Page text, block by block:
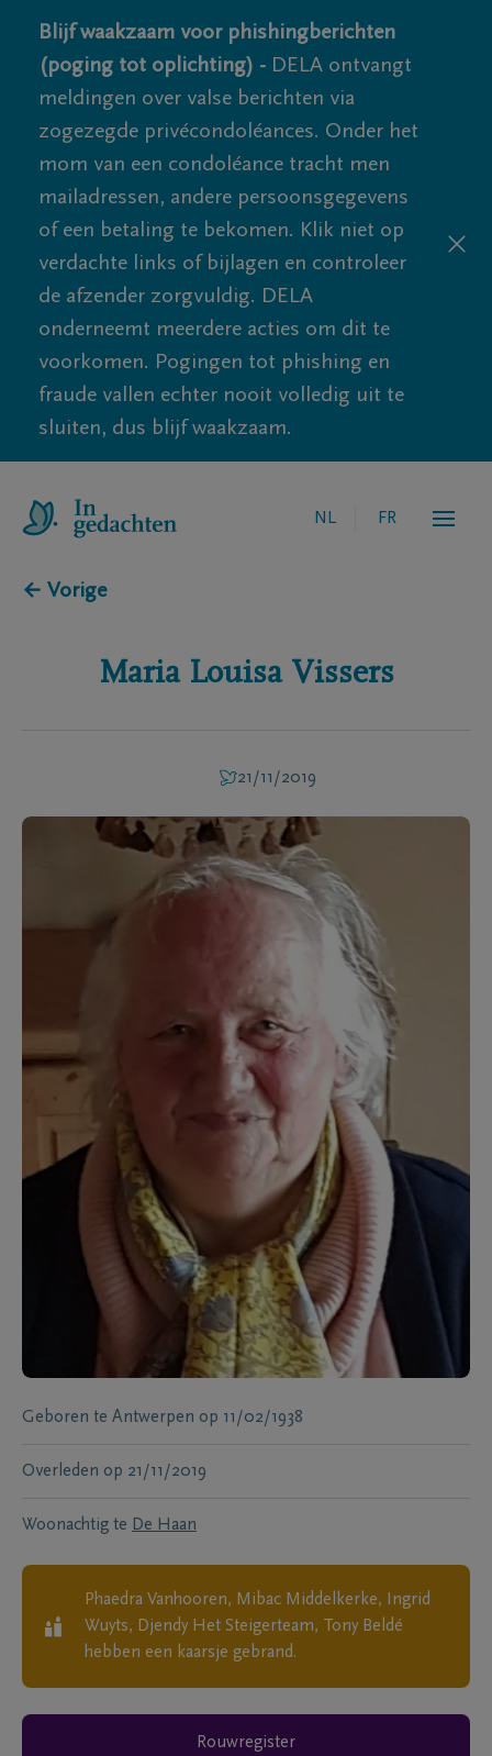
Blijf waakzaam voor phishingberichten
(poging tot oplichting) - DELA ontvangt
meldingen over valse berichten via
zogezegde privécondoléances. Onder het
mom van een condoléance tracht men
mailadressen, andere persoonsgegevens
of een betaling te bekomen. Klik niet op
verdachte links of bijlagen en controleer
de afzender zorgvuldig. DELA
onderneemt meerdere acties om dit te
voorkomen. Pogingen tot phishing en
fraude vallen echter nooit volledig uit te
sluiten, dus blijf waakzaam.
NL FR
← Vorige
Maria Louisa Vissers
21/11/2019
Geboren te Antwerpen op 11/02/1938
Overleden op 21/11/2019
Woonachtig te De Haan
Phaedra Vanhooren, Mibac Middelkerke, Ingrid
Wuyts, Djendy Het Steigerteam, Tony Beldé
hebben een kaarsje gebrand.
Rouwregister